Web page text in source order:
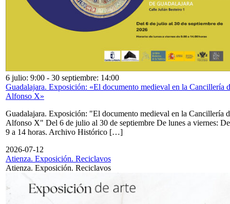
6 julio: 9:00 - 30 septiembre: 14:00
Guadalajara. Exposición: «El documento medieval en la Cancillería
Alfonso X»
Guadalajara. Exposición: "El documento medieval en la Cancillería
Alfonso X" Del 6 de julio al 30 de septiembre De lunes a viernes: De
9 a 14 horas. Archivo Histórico […]
2026-07-12
Atienza. Exposición. Reciclavos
Atienza. Exposición. Reciclavos